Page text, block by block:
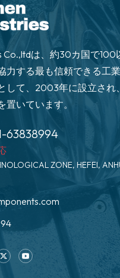
Co.,ltdは、約30カ国で100
力する最も信頼できる工
して、2003年に設立され
置いています。
63838994
ZONE, HEFEI,